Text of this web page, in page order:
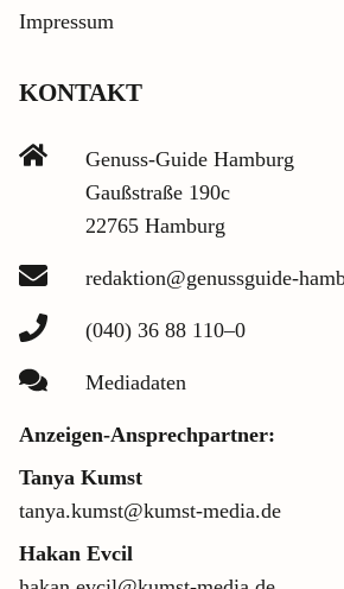
Impressum
KONTAKT
Genuss-Guide Hamburg
Gaußstraße 190c
22765 Hamburg
redaktion@genussguide-
(040) 36 88 110–0
Mediadaten
Anzeigen-Ansprechpartner:
Tanya Kumst
tanya.kumst@kumst-media.de
Hakan Evcil